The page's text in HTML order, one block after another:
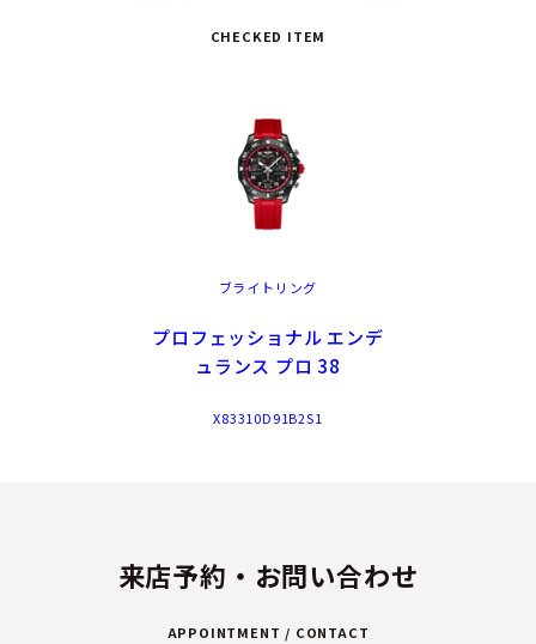
CHECKED ITEM
ブライトリング
プロフェッショナル エンデ
ュランス プロ 38
X83310D91B2S1
来店予約・お問い合わせ
APPOINTMENT / CONTACT